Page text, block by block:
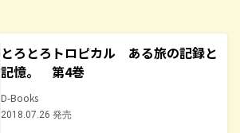
とろとろトロピカル ある旅の記録と
記憶。 第4巻
D-Books
2018.07.26 発売